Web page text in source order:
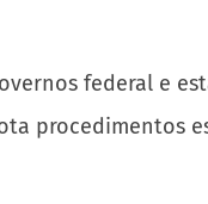
federal e
procedimentos